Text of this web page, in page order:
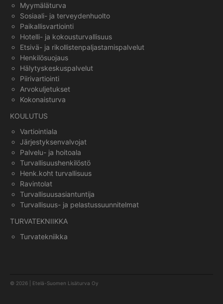
Myymäläturva
Sosiaali- ja terveydenhuolto
Paikallisvartiointi
Hotelli- ja kokousturvallisuus
Etsivä- ja rikollistenpaljastamispalvelut
Henkilösuojaus
Hälytyskeskuspalvelut
Piirivartiointi
Arvokuljetukset
Kokonaisturva
KOULUTUS
Vartiointiala
Järjestyksenvalvojat
Palvelu- ja hoitoala
Turvallisuushenkilöstö
Henk.koht turvallisuus
Ravintolat
Turvallisuusasiantuntija
Turvallisuus- ja pelastussuunnitelmat
TURVATEKNIIKKA
Turvatekniikka
© 2026 | Etelä-Suomen Lisäturva Oy